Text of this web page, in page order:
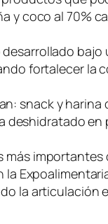
y coco al 70%
fortalecer la
snack y
la
la articulación